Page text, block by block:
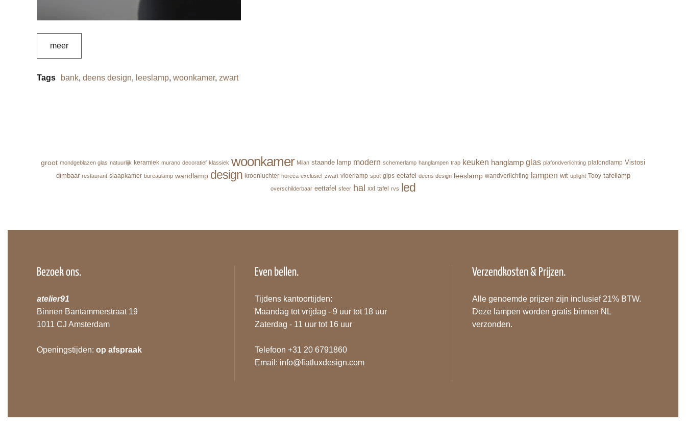
meer
Tags bank, deens design, leeslamp, woonkamer, zwart
groot mondgeblazen glas natuurlijk keramiek murano decoratief klassiek woonkamer Milan staande lamp modern schemerlamp hanglampen trap keuken hanglamp glas plafondverlichting plafondlamp Vistosi
dimbaar restaurant slaapkamer bureaulamp wandlamp design kroonluchter horeca exclusief zwart vloerlamp spot gips eetafel deens design leeslamp wandverlichting lampen wit uplight Tooy tafellamp
overschilderbaar eettafel sfeer hal xxl tafel rvs led
Bezoek ons.
atelier91
Binnen Bantammerstraat 19
1011 CJ Amsterdam
Openingstijden:op afspraak
Even bellen.
Tijdens kantoortijden:
Maandag tot vrijdag - 9 uur tot 18 uur
Zaterdag - 11 uur tot 16 uur
Telefoon +31 20 6791860
Email: info@fiatluxdesign.com
Verzendkosten & Prijzen.
Alle genoemde prijzen zijn inclusief 21% BTW.
Deze lampen worden gratis binnen NL
verzonden.